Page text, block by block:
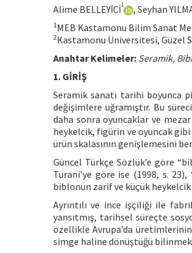
Alime BELLEYİCİ1 , Seyhan
1MEB Kastamonu Bilim Sanat
2Kastamonu Üniversitesi, Güzel
Anahtar Kelimeler: Seramik,
1. GİRİŞ
Seramik sanatı tarihi boyunca
değişimlere uğramıştır. Bu
daha sonra oyuncaklar ve
heykelcik, figürin ve oyuncak
ürün skalasının genişlemesini
Güncel Türkçe Sözlük’e göre
Turani’ye göre ise (1998, s.
biblonun zarif ve küçük
Ayrıntılı ve ince işçiliği ile
yansıtmış, tarihsel süreçte
özellikle Avrupa’da
simge haline dönüştüğü